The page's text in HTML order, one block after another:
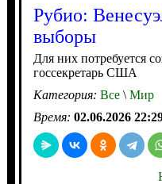
Рубио:
выборы
Для них потребуется
госсекретарь США
Категория: Все\Мир
Время: 02.06.2026